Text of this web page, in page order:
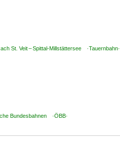
St. Veit – Spittal-Millstättersee ·Tauernbahn·
Bundesbahnen ·ÖBB·